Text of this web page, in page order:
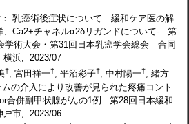
乳癌術後症状について 緩和ケア医の解
、Ca2+チャネルα2δリガンドについて-. 第
学術大会・第31回日本乳癌学会総会 合同
横浜, 2023/07
†, 宮田祥一†, 平沼彩子†, 中村陽一†, 緒方
ムの介入により改善が見られた疼痛コント
合併副甲状腺がんの1例. 第28回日本緩和
戸市, 2023/06